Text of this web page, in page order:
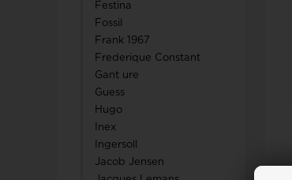
Festina
Fossil
Frank 1967
Frederique Constant
Gant ure
Guess
Hugo
Inex
Ingersoll
Jacob Jensen